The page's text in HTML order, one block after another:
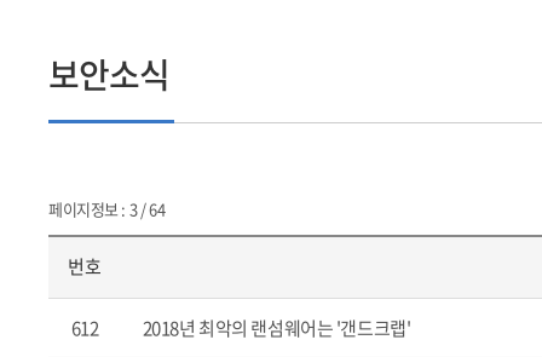
보안소식
페이지정보 : 3 / 64
번호
612 2018년 최악의 랜섬웨어는 '갠드크랩'